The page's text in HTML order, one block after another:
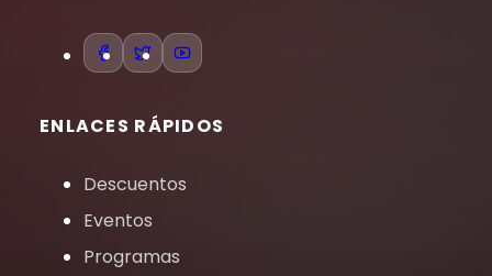
ENLACES RÁPIDOS
Descuentos
Eventos
Programas